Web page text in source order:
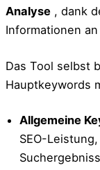
Analyse , dank
Informationen
Das Tool selbst
Hauptkeywords
Allgemeine
SEO-